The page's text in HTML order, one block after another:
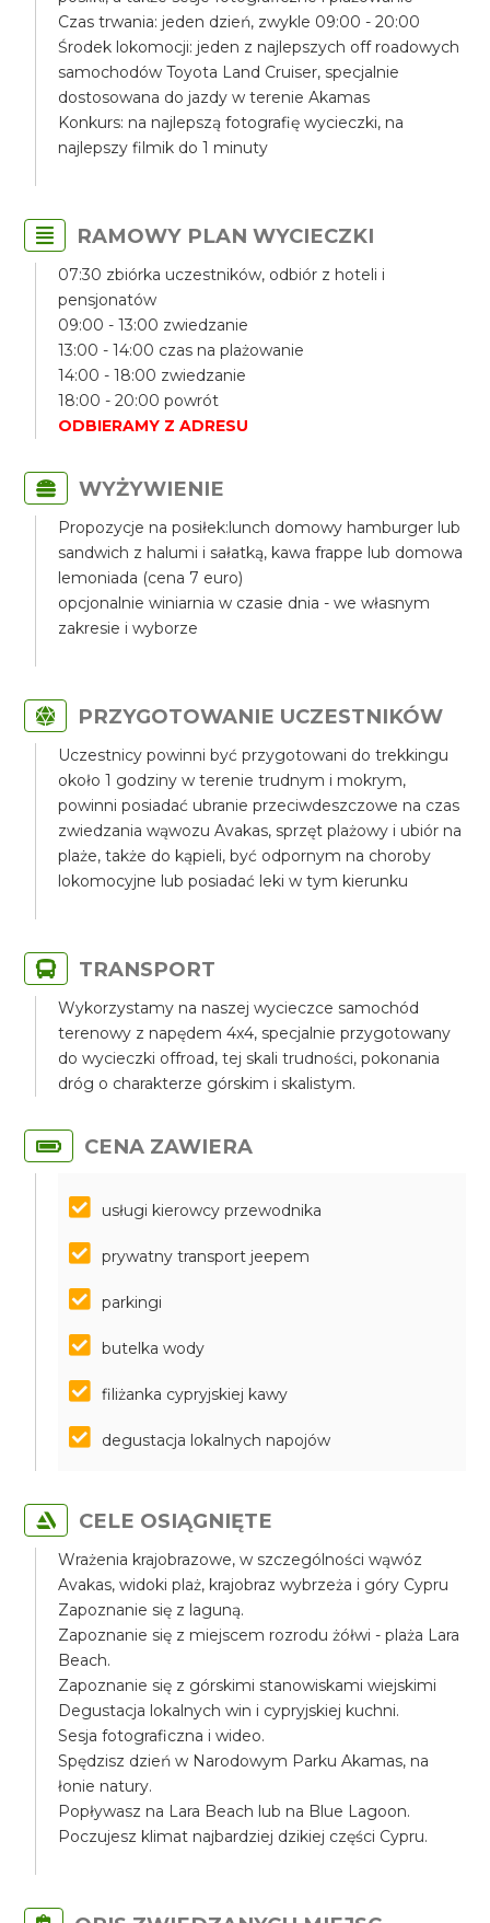
Czas trwania: jeden dzień, zwykle 09:00 - 20:00
Środek lokomocji: jeden z najlepszych off roadowych
samochodów Toyota Land Cruiser, specjalnie
dostosowana do jazdy w terenie Akamas
Konkurs: na najlepszą fotografię wycieczki, na
najlepszy filmik do 1 minuty
RAMOWY PLAN WYCIECZKI
07:30 zbiórka uczestników, odbiór z hoteli i
pensjonatów
09:00 - 13:00 zwiedzanie
13:00 - 14:00 czas na plażowanie
14:00 - 18:00 zwiedzanie
18:00 - 20:00 powrót
ODBIERAMY Z ADRESU
WYŻYWIENIE
Propozycje na posiłek:lunch domowy hamburger lub
sandwich z halumi i sałatką, kawa frappe lub domowa
lemoniada (cena 7 euro)
opcjonalnie winiarnia w czasie dnia - we własnym
zakresie i wyborze
PRZYGOTOWANIE UCZESTNIKÓW
Uczestnicy powinni być przygotowani do trekkingu
około 1 godziny w terenie trudnym i mokrym,
powinni posiadać ubranie przeciwdeszczowe na czas
zwiedzania wąwozu Avakas, sprzęt plażowy i ubiór na
plaże, także do kąpieli, być odpornym na choroby
lokomocyjne lub posiadać leki w tym kierunku
TRANSPORT
Wykorzystamy na naszej wycieczce samochód
terenowy z napędem 4x4, specjalnie przygotowany
do wycieczki offroad, tej skali trudności, pokonania
dróg o charakterze górskim i skalistym.
CENA ZAWIERA
usługi kierowcy przewodnika
prywatny transport jeepem
parkingi
butelka wody
filiżanka cypryjskiej kawy
degustacja lokalnych napojów
CELE OSIĄGNIĘTE
Wrażenia krajobrazowe, w szczególności wąwóz
Avakas, widoki plaż, krajobraz wybrzeża i góry Cypru
Zapoznanie się z laguną.
Zapoznanie się z miejscem rozrodu żółwi - plaża Lara
Beach.
Zapoznanie się z górskimi stanowiskami wiejskimi
Degustacja lokalnych win i cypryjskiej kuchni.
Sesja fotograficzna i wideo.
Spędzisz dzień w Narodowym Parku Akamas, na
łonie natury.
Popływasz na Lara Beach lub na Blue Lagoon.
Poczujesz klimat najbardziej dzikiej części Cypru.